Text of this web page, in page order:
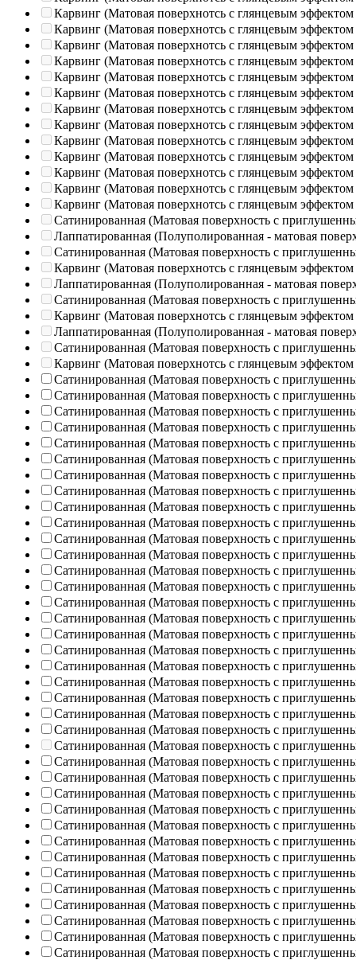
Карвинг (Матовая поверхнотсь с глянцевым эффектом
Карвинг (Матовая поверхнотсь с глянцевым эффектом
Карвинг (Матовая поверхнотсь с глянцевым эффектом
Карвинг (Матовая поверхнотсь с глянцевым эффектом
Карвинг (Матовая поверхнотсь с глянцевым эффектом
Карвинг (Матовая поверхнотсь с глянцевым эффектом
Карвинг (Матовая поверхнотсь с глянцевым эффектом
Карвинг (Матовая поверхнотсь с глянцевым эффектом
Карвинг (Матовая поверхнотсь с глянцевым эффектом
Карвинг (Матовая поверхнотсь с глянцевым эффектом
Карвинг (Матовая поверхнотсь с глянцевым эффектом
Карвинг (Матовая поверхнотсь с глянцевым эффектом
Карвинг (Матовая поверхнотсь с глянцевым эффектом
Сатинированная (Матовая поверхность с
Лаппатированная (Полуполированная - матовая
Сатинированная (Матовая поверхность с
Карвинг (Матовая поверхнотсь с глянцевым эффектом
Лаппатированная (Полуполированная - матовая
Сатинированная (Матовая поверхность с
Карвинг (Матовая поверхнотсь с глянцевым эффектом
Лаппатированная (Полуполированная - матовая
Сатинированная (Матовая поверхность с
Карвинг (Матовая поверхнотсь с глянцевым эффектом
Сатинированная (Матовая поверхность с
Сатинированная (Матовая поверхность с
Сатинированная (Матовая поверхность с
Сатинированная (Матовая поверхность с
Сатинированная (Матовая поверхность с
Сатинированная (Матовая поверхность с
Сатинированная (Матовая поверхность с
Сатинированная (Матовая поверхность с
Сатинированная (Матовая поверхность с
Сатинированная (Матовая поверхность с
Сатинированная (Матовая поверхность с
Сатинированная (Матовая поверхность с
Сатинированная (Матовая поверхность с
Сатинированная (Матовая поверхность с
Сатинированная (Матовая поверхность с
Сатинированная (Матовая поверхность с
Сатинированная (Матовая поверхность с
Сатинированная (Матовая поверхность с
Сатинированная (Матовая поверхность с
Сатинированная (Матовая поверхность с
Сатинированная (Матовая поверхность с
Сатинированная (Матовая поверхность с
Сатинированная (Матовая поверхность с
Сатинированная (Матовая поверхность с
Сатинированная (Матовая поверхность с
Сатинированная (Матовая поверхность с
Сатинированная (Матовая поверхность с
Сатинированная (Матовая поверхность с
Сатинированная (Матовая поверхность с
Сатинированная (Матовая поверхность с
Сатинированная (Матовая поверхность с
Сатинированная (Матовая поверхность с
Сатинированная (Матовая поверхность с
Сатинированная (Матовая поверхность с
Сатинированная (Матовая поверхность с
Сатинированная (Матовая поверхность с
Сатинированная (Матовая поверхность с